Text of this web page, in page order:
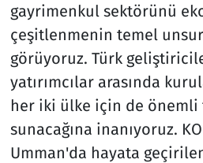
gayrimenkul sektörünü
çeşitlenmenin temel
görüyoruz. Türk
yatırımcılar arasında
her iki ülke için de önemli
sunacağına inanıyoruz.
Umman'da hayata